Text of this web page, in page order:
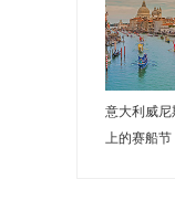
意大利威尼
上的赛船节